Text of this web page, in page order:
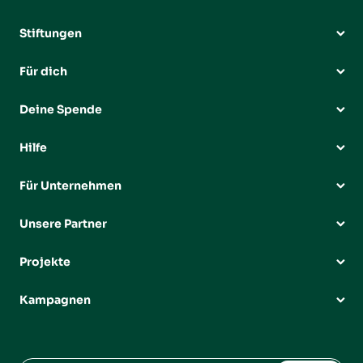
Stiftungen
Für dich
Deine Spende
Hilfe
Für Unternehmen
Unsere Partner
Projekte
Kampagnen